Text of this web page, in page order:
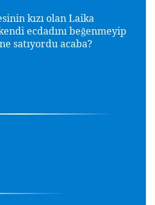
kızı olan Laika
ecdadını beğenmeyip
satıyordu acaba?